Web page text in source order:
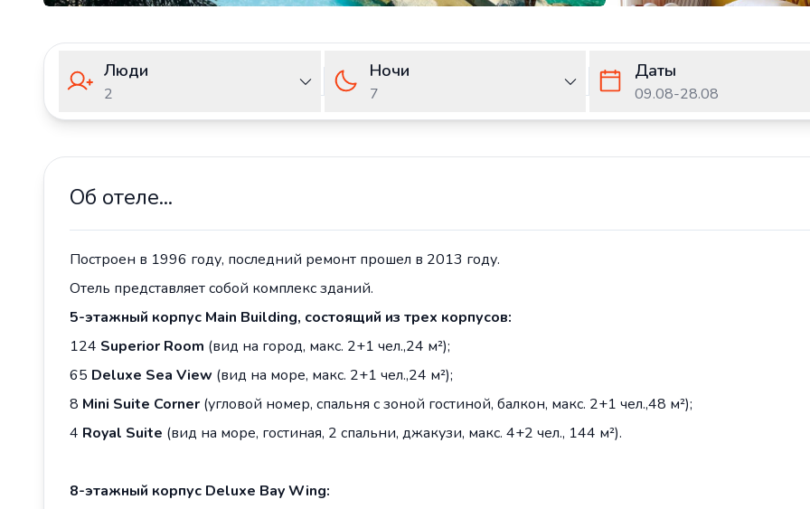
Люди
2
Ночи
7
Даты
09.08-28.08
Об отеле...
Построен в 1996 году, последний ремонт прошел в 2013 году.
Отель представляет собой комплекс зданий.
5-этажный корпус Main Building, состоящий из трех корпусов:
124 Superior Room (вид на город, макс. 2+1 чел.,24 м²);
65 Deluxe Sea View (вид на море, макс. 2+1 чел.,24 м²);
8 Mini Suite Corner (угловой номер, спальня с зоной гостиной, балкон, макс. 2+1 чел.,48 м²);
4 Royal Suite (вид на море, гостиная, 2 спальни, джакузи, макс. 4+2 чел., 144 м²).
8-этажный корпус Deluxe BayWing: